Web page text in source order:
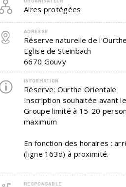
Aires protégées
ADRESSE
Réserve naturelle de
Eglise de Steinbach
6670 Gouvy
INFORMATION
Réserve: Ourthe Orientale
Inscription souhaitée avant
Groupe limité à 15-20
maximum
En fonction des horaires :
(ligne 163d) à proximité.
RESPONSABLE